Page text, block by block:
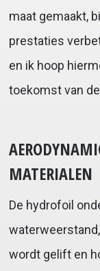
maat gemaakt,
prestaties
en ik hoop
toekomst van
MATERIALEN
De hydrofoil
wordt gelift en